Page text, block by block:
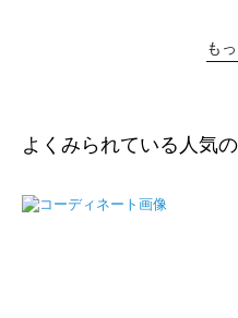
も
よくみられている人気